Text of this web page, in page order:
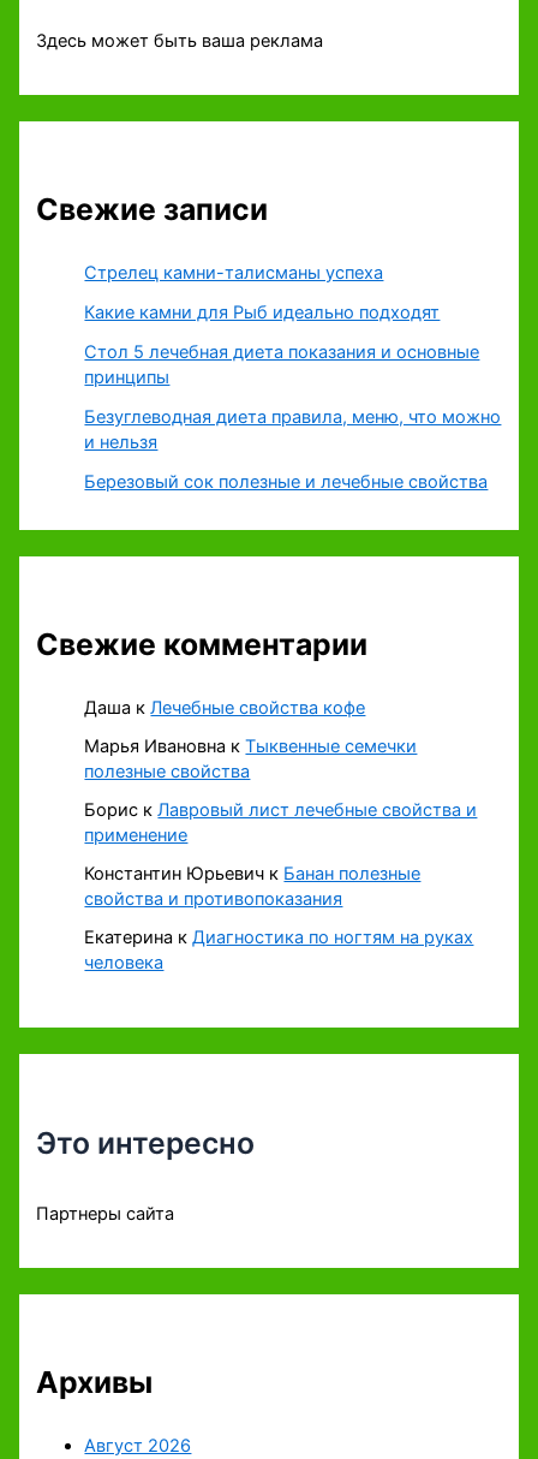
Здесь может быть ваша реклама
Свежие записи
Стрелец камни-талисманы успеха
Какие камни для Рыб идеально подходят
Стол 5 лечебная диета показания и основные
принципы
Безуглеводная диета правила, меню, что можно
и нельзя
Березовый сок полезные и лечебные свойства
Свежие комментарии
Даша кЛечебные свойства кофе
Марья Ивановна кТыквенные семечки
полезные свойства
Борис кЛавровый лист лечебные свойства и
применение
Константин Юрьевич к Банан полезные
свойства и противопоказания
Екатерина к Диагностика по ногтям на руках
человека
Это интересно
Партнеры сайта
Архивы
Август 2026